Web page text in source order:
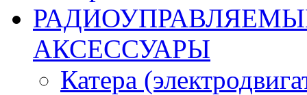
АКСЕССУАРЫ
Катера